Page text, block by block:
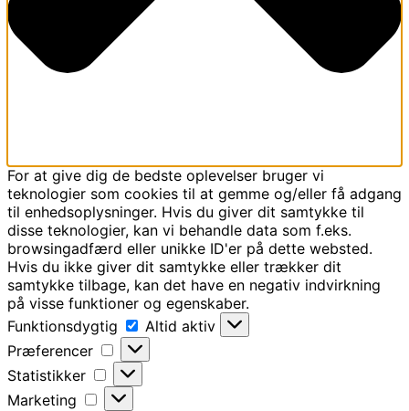
For at give dig de bedste oplevelser bruger vi
teknologier som cookies til at gemme og/eller få adgang
til enhedsoplysninger. Hvis du giver dit samtykke til
disse teknologier, kan vi behandle data som f.eks.
browsingadfærd eller unikke ID'er på dette websted.
Hvis du ikke giver dit samtykke eller trækker dit
samtykke tilbage, kan det have en negativ indvirkning
på visse funktioner og egenskaber.
Funktionsdygtig
Funktionsdygtig
Altid aktiv
Præferencer
Præferencer
Statistikker
Statistikker
Marketing
Marketing